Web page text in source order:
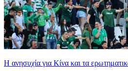
Η ανησυχία για Κίνα και τα